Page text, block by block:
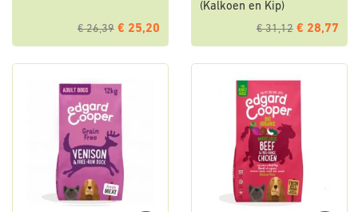
€ 26,39 € 25,20
(Kalkoen en Kip)
€ 31,12 € 28,77